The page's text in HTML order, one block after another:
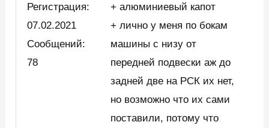
Регистрация:
07.02.2021
Сообщений:
78
+ алюминиевый капот
+ лично у меня по бокам
машины с низу от
передней подвески аж до
задней две на РСК их нет,
но возможно что их сами
поставили, потому что